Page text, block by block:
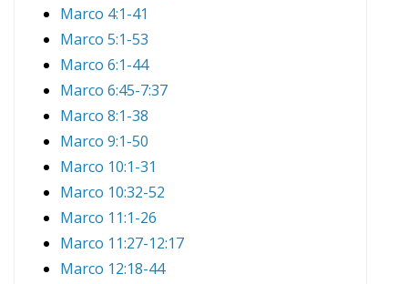
Marco 4:1-41
Marco 5:1-53
Marco 6:1-44
Marco 6:45-7:37
Marco 8:1-38
Marco 9:1-50
Marco 10:1-31
Marco 10:32-52
Marco 11:1-26
Marco 11:27-12:17
Marco 12:18-44